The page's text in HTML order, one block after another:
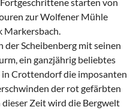
zur Wolfener Mühle
Scheibenberg mit seinen
ein ganzjährig beliebtes
in Crottendorf die imposanten
der rot gefärbten
dieser Zeit wird die Bergwelt